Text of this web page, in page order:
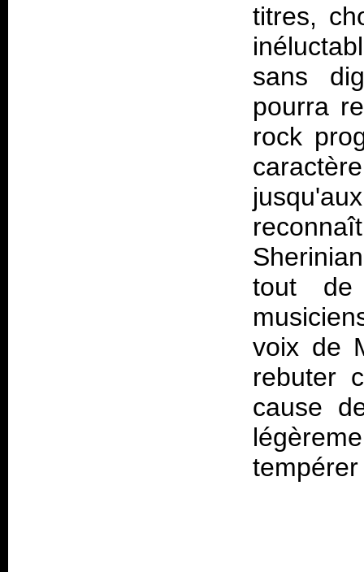
titres,
sans
pourra
rock
tout de
voix de
rebuter
cause